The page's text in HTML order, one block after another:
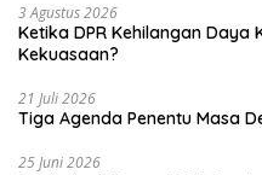
3 Agustus 2026
Ketika DPR Kehilangan Daya
Kekuasaan?
21 Juli 2026
Tiga Agenda Penentu Masa
25 Juni 2026